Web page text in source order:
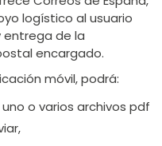
logístico al usuario
entrega de la
encargado.
móvil, podrá:
o varios archivos pdf